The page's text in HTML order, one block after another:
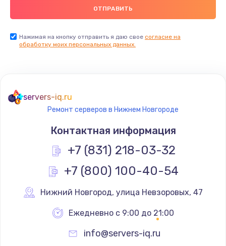
Заказать
Замена видеокарты
2045 руб.
Заказать
Ремонт разъема питания
Замена видеочипа
2745 руб.
Нажимая на кнопку отправить я даю свое согласие на
обработку моих персональных данных.
servers-iq.ru
Ремонт серверов в Нижнем Новгороде
Контактная информация
+7 (831) 218-03-32
+7 (800) 100-40-54
Нижний Новгород, улица Невзоровых, 47
Ежедневно с 9:00 до 21:00
info@servers-iq.ru